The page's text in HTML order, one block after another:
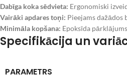
Dabīga koka sēdvieta: Ergonomiski
Vairāki apdares toņi: Pieejams
Minimāla kopšana: Epoksīda
Specifikācija un
PARAMETRS